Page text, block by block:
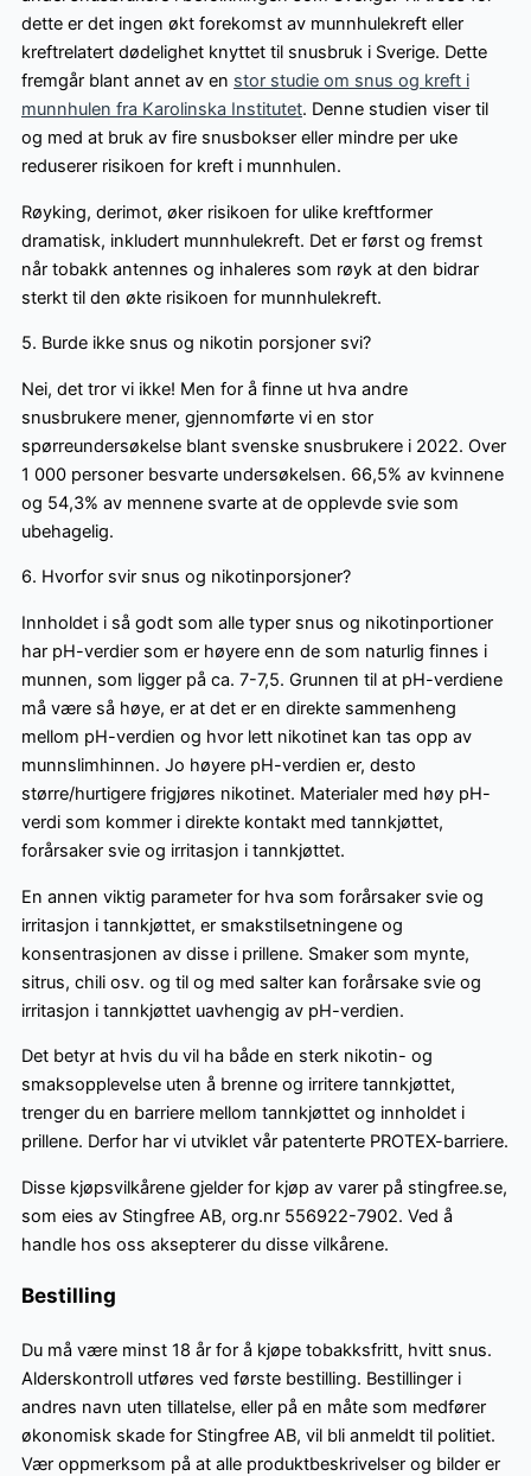
dette er det ingen økt forekomst av munnhulekreft eller
kreftrelatert dødelighet knyttet til snusbruk i Sverige. Dette
fremgår blant annet av en stor studie om snus og kreft i
munnhulen fra Karolinska Institutet. Denne studien viser til
og med at bruk av fire snusbokser eller mindre per uke
reduserer risikoen for kreft i munnhulen.
Røyking, derimot, øker risikoen for ulike kreftformer
dramatisk, inkludert munnhulekreft. Det er først og fremst
når tobakk antennes og inhaleres som røyk at den bidrar
sterkt til den økte risikoen for munnhulekreft.
5. Burde ikke snus og nikotin porsjoner svi?
Nei, det tror vi ikke! Men for å finne ut hva andre
snusbrukere mener, gjennomførte vi en stor
spørreundersøkelse blant svenske snusbrukere i 2022. Over
1 000 personer besvarte undersøkelsen. 66,5% av kvinnene
og 54,3% av mennene svarte at de opplevde svie som
ubehagelig.
6. Hvorfor svir snus og nikotinporsjoner?
Innholdet i så godt som alle typer snus og nikotinportioner
har pH-verdier som er høyere enn de som naturlig finnes i
munnen, som ligger på ca. 7-7,5. Grunnen til at pH-verdiene
må være så høye, er at det er en direkte sammenheng
mellom pH-verdien og hvor lett nikotinet kan tas opp av
munnslimhinnen. Jo høyere pH-verdien er, desto
større/hurtigere frigjøres nikotinet. Materialer med høy pH-
verdi som kommer i direkte kontakt med tannkjøttet,
forårsaker svie og irritasjon i tannkjøttet.
En annen viktig parameter for hva som forårsaker svie og
irritasjon i tannkjøttet, er smakstilsetningene og
konsentrasjonen av disse i prillene. Smaker som mynte,
sitrus, chili osv. og til og med salter kan forårsake svie og
irritasjon i tannkjøttet uavhengig av pH-verdien.
Det betyr at hvis du vil ha både en sterk nikotin- og
smaksopplevelse uten å brenne og irritere tannkjøttet,
trenger du en barriere mellom tannkjøttet og innholdet i
prillene. Derfor har vi utviklet vår patenterte PROTEX-barriere.
Disse kjøpsvilkårene gjelder for kjøp av varer på stingfree.se,
som eies av Stingfree AB, org.nr 556922-7902. Ved å
handle hos oss aksepterer du disse vilkårene.
Bestilling
Du må være minst 18 år for å kjøpe tobakksfritt, hvitt snus.
Alderskontroll utføres ved første bestilling. Bestillinger i
andres navn uten tillatelse, eller på en måte som medfører
økonomisk skade for Stingfree AB, vil bli anmeldt til politiet.
Vær oppmerksom på at alle produktbeskrivelser og bilder er